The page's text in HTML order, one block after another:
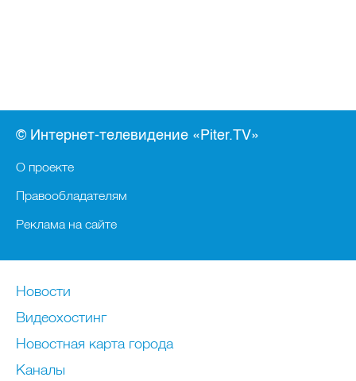
© Интернет-телевидение «Piter.TV»
О проекте
Правообладателям
Реклама на сайте
Новости
Видеохостинг
Новостная карта города
Каналы